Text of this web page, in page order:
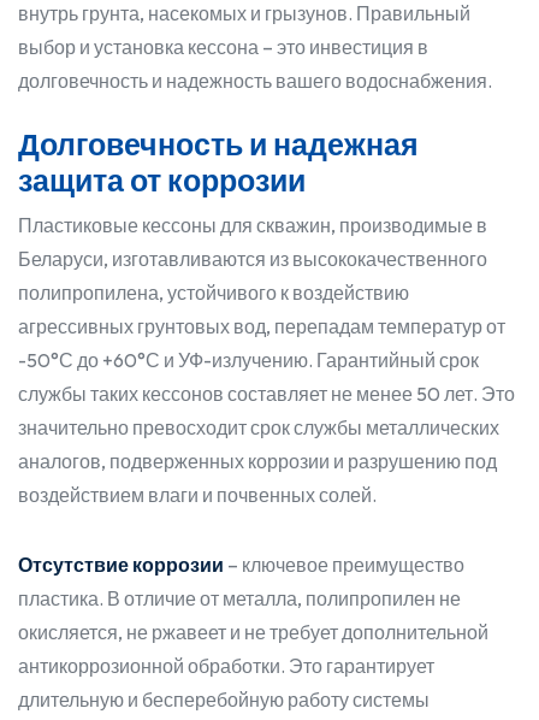
внутрь грунта, насекомых и грызунов. Правильный
выбор и установка кессона – это инвестиция в
долговечность и надежность вашего водоснабжения.
Долговечность и надежная
защита от коррозии
Пластиковые кессоны для скважин, производимые в
Беларуси, изготавливаются из высококачественного
полипропилена, устойчивого к воздействию
агрессивных грунтовых вод, перепадам температур от
-50°С до +60°С и УФ-излучению. Гарантийный срок
службы таких кессонов составляет не менее 50 лет. Это
значительно превосходит срок службы металлических
аналогов, подверженных коррозии и разрушению под
воздействием влаги и почвенных солей.
Отсутствие коррозии – ключевое преимущество
пластика. В отличие от металла, полипропилен не
окисляется, не ржавеет и не требует дополнительной
антикоррозионной обработки. Это гарантирует
длительную и бесперебойную работу системы